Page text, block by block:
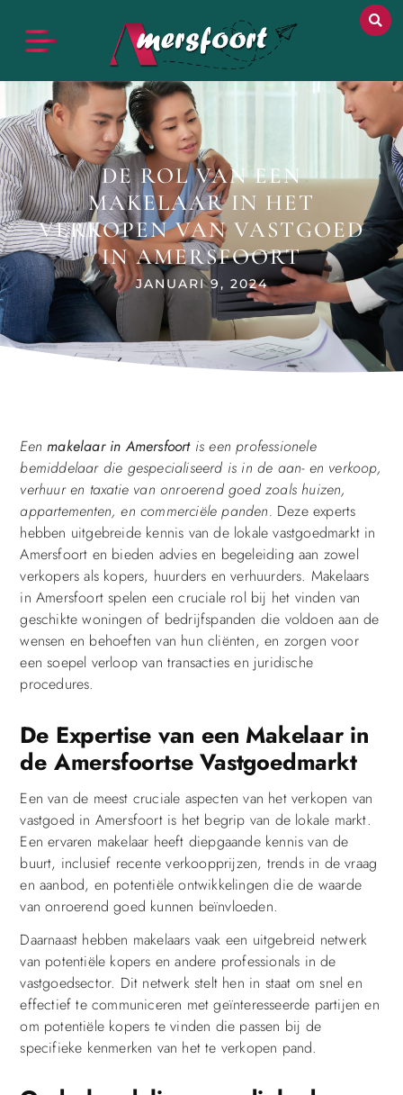
DE ROL VAN EEN
MAKELAAR IN HET
VERKOPEN VAN VASTGOED
IN AMERSFOORT
JANUARI 9, 2024
Eenmakelaar in Amersfoortis een professionele
bemiddelaar die gespecialiseerd is in de aan- en verkoop,
verhuur en taxatie van onroerend goed zoals huizen,
appartementen, en commerciële panden. Deze experts
hebben uitgebreide kennis van de lokale vastgoedmarkt in
Amersfoort en bieden advies en begeleiding aan zowel
verkopers als kopers, huurders en verhuurders. Makelaars
in Amersfoort spelen een cruciale rol bij het vinden van
geschikte woningen of bedrijfspanden die voldoen aan de
wensen en behoeften van hun cliënten, en zorgen voor
een soepel verloop van transacties en juridische
procedures.
De Expertise van een Makelaar in
de Amersfoortse Vastgoedmarkt
Een van de meest cruciale aspecten van het verkopen van
vastgoed in Amersfoort is het begrip van de lokale markt.
Een ervaren makelaar heeft diepgaande kennis van de
buurt, inclusief recente verkoopprijzen, trends in de vraag
en aanbod, en potentiële ontwikkelingen die de waarde
van onroerend goed kunnen beïnvloeden.
Daarnaast hebben makelaars vaak een uitgebreid netwerk
van potentiële kopers en andere professionals in de
vastgoedsector. Dit netwerk stelt hen in staat om snel en
effectief te communiceren met geïnteresseerde partijen en
om potentiële kopers te vinden die passen bij de
specifieke kenmerken van het te verkopen pand.